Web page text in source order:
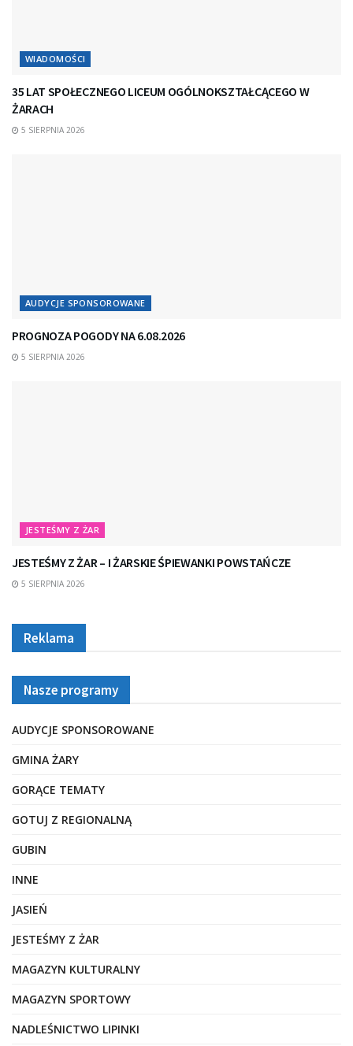
WIADOMOŚCI
35 LAT SPOŁECZNEGO LICEUM OGÓLNOKSZTAŁCĄCEGO W
ŻARACH
5 SIERPNIA 2026
AUDYCJE SPONSOROWANE
PROGNOZA POGODY NA 6.08.2026
5 SIERPNIA 2026
JESTEŚMY Z ŻAR
JESTEŚMY Z ŻAR – I ŻARSKIE ŚPIEWANKI POWSTAŃCZE
5 SIERPNIA 2026
Reklama
Nasze programy
AUDYCJE SPONSOROWANE
GMINA ŻARY
GORĄCE TEMATY
GOTUJ Z REGIONALNĄ
GUBIN
INNE
JASIEŃ
JESTEŚMY Z ŻAR
MAGAZYN KULTURALNY
MAGAZYN SPORTOWY
NADLEŚNICTWO LIPINKI